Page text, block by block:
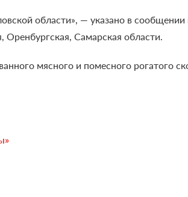
области», — указано в
Самарская области.
мясного и помесного рогатого